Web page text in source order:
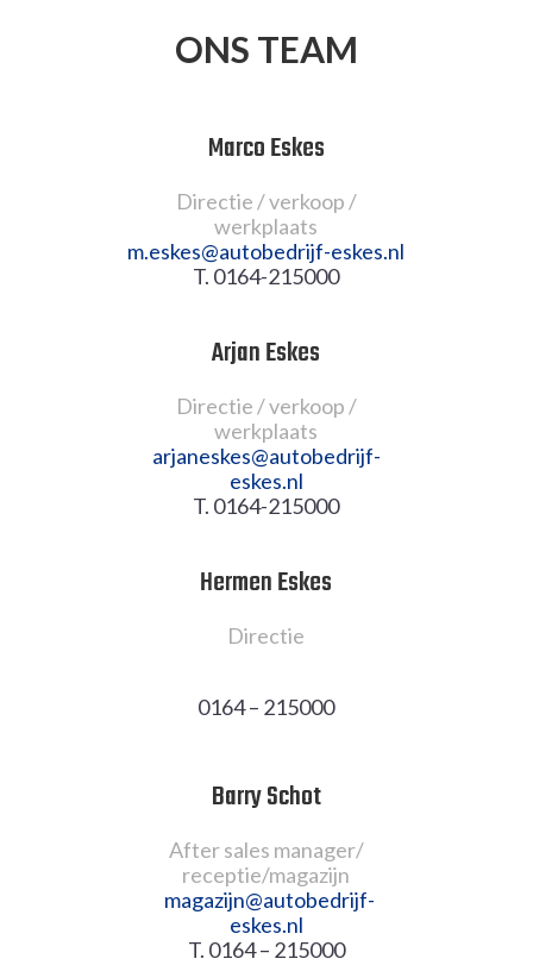
ONS TEAM
Marco Eskes
Directie / verkoop /
werkplaats
m.eskes@autobedrijf-eskes.nl
T. 0164-215000
Arjan Eskes
Directie / verkoop /
werkplaats
arjaneskes@autobedrijf-
eskes.nl
T. 0164-215000
Hermen Eskes
Directie
0164 – 215000
Barry Schot
After sales manager/
receptie/magazijn
magazijn@autobedrijf-
eskes.nl
T. 0164 – 215000